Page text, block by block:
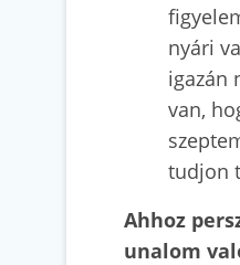
nyári
igazán
van,
tudjon
Ahhoz
unalom